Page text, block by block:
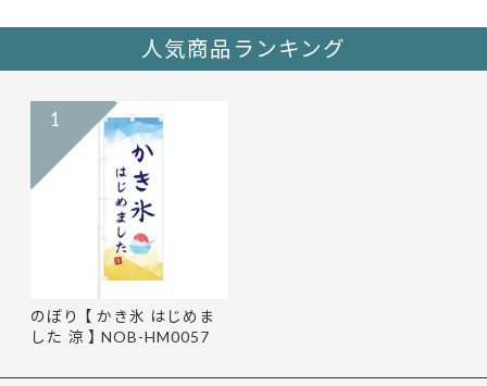
人気商品ランキング
のぼり 【 かき氷 はじめま
した 涼 】 NOB-HM0057
1